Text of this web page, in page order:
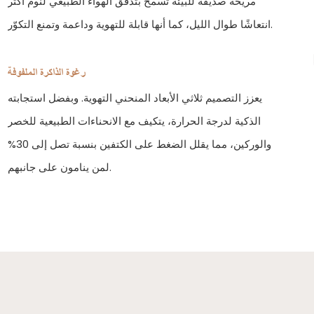
انتعاشًا طوال الليل، كما أنها قابلة للتهوية وداعمة وتمنع التكوّر.
رغوة الذاكرة الملفوفة
يعزز التصميم ثلاثي الأبعاد المنحني التهوية. وبفضل استجابته
الذكية لدرجة الحرارة، يتكيف مع الانحناءات الطبيعية للخصر
والوركين، مما يقلل الضغط على الكتفين بنسبة تصل إلى 30%
لمن ينامون على جانبهم.